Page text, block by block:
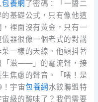
包養網 了密碼：「一醬二
基礎公式，只有像他這
裡面沒有黃金，只有一
器很像一個老式的對講
一樣的天線。他顫抖著
「滋——」的電流聲，接
焦慮的聲音。「喂！是
！宇宙包養網水餃聯盟特
級的酸味了？我們需要